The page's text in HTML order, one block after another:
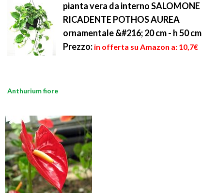
pianta vera da interno SALOMONE
RICADENTE POTHOS AUREA
ornamentale &#216; 20 cm - h 50 cm
Prezzo: in offerta su Amazon a: 10,7€
Anthurium fiore